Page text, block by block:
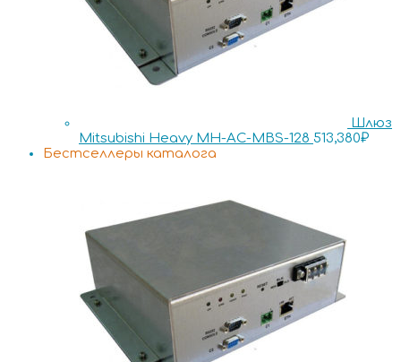
Шлюз
Mitsubishi Heavy MH-AC-MBS-128 513,380₽
Бестселлеры каталога